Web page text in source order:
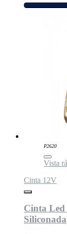
P2620
Vista
Cinta 12V
Cinta Led
Siliconada